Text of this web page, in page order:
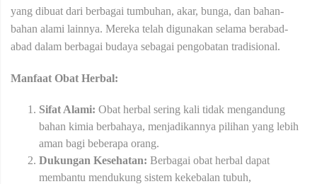
yang dibuat dari berbagai tumbuhan, akar, bunga, dan bahan-
bahan alami lainnya. Mereka telah digunakan selama berabad-
abad dalam berbagai budaya sebagai pengobatan tradisional.
Manfaat Obat Herbal:
Sifat Alami: Obat herbal sering kali tidak mengandung
bahan kimia berbahaya, menjadikannya pilihan yang lebih
aman bagi beberapa orang.
Dukungan Kesehatan: Berbagai obat herbal dapat
membantu mendukung sistem kekebalan tubuh,